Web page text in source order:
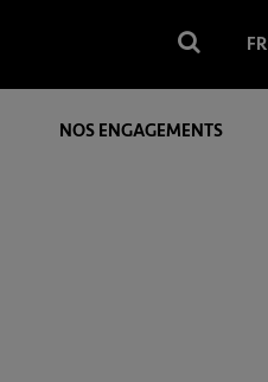
FR
NOS ENGAGEMENTS